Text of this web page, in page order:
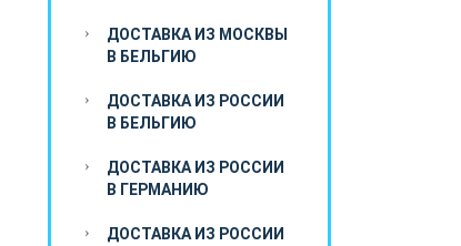
ДОСТАВКА ИЗ МОСКВЫ
В БЕЛЬГИЮ
ДОСТАВКА ИЗ РОССИИ
В БЕЛЬГИЮ
ДОСТАВКА ИЗ РОССИИ
В ГЕРМАНИЮ
ДОСТАВКА ИЗ РОССИИ